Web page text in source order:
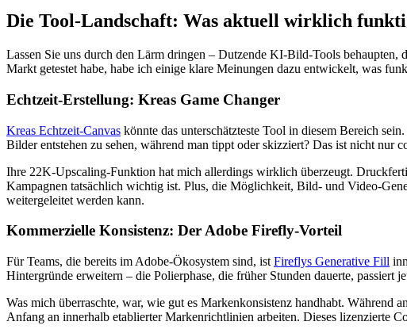
Die Tool-Landschaft: Was aktuell wirklich
Lassen Sie uns durch den Lärm dringen – Dutzende KI-Bild-Tools
Markt getestet habe, habe ich einige klare Meinungen dazu entwickelt, was
Echtzeit-Erstellung: Kreas Game Changer
Kreas Echtzeit-Canvas könnte das unterschätzteste Tool in diesem Bereich
Bilder entstehen zu sehen, während man tippt oder skizziert? Das ist nicht nur
Ihre 22K-Upscaling-Funktion hat mich allerdings wirklich überzeugt.
Kampagnen tatsächlich wichtig ist. Plus, die Möglichkeit, Bild- und Video-
weitergeleitet werden kann.
Kommerzielle Konsistenz: Der Adobe Firefly-Vorteil
Für Teams, die bereits im Adobe-Ökosystem sind, ist Fireflys Generative Fill
Hintergründe erweitern – die Polierphase, die früher Stunden dauerte, passiert
Was mich überraschte, war, wie gut es Markenkonsistenz handhabt. Während
Anfang an innerhalb etablierter Markenrichtlinien arbeiten. Dieses lizenzierte